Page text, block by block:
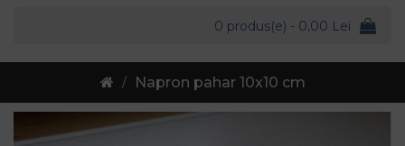
0 produs(e) - 0,00 Lei
Napron pahar 10x10 cm